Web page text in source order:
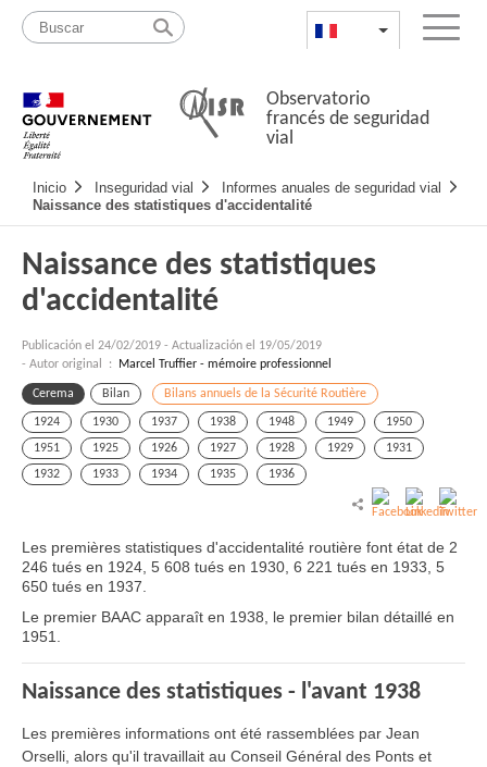
Pasar
contenido
Mapa
web
List additional
Menu
Observatorio
francés de seguridad
vial
Navigation
principale
Inicio Inseguridad vial
Informes anuales de seguridad vial
Naissance des statistiques d'accidentalité
Naissance des statistiques
d'accidentalité
Publicación el 24/02/2019 - Actualización el 19/05/2019
- Autor original :
Marcel Truffier - mémoire professionnel
Cerema Bilan Bilans annuels de la Sécurité Routière
1924 1930 1937 1938 1948 1949
1950
1951
1925 1926 1927 1928 1929
1931
1932
1933 1934 1935 1936
Les premières statistiques d'accidentalité routière font état de 2
246 tués en 1924, 5 608 tués en 1930, 6 221 tués en 1933, 5
650 tués en 1937.
Le premier BAAC apparaît en 1938, le premier bilan détaillé en
1951.
Naissance des statistiques - l'avant 1938
Les premières informations ont été rassemblées par Jean
Orselli, alors qu'il travaillait au Conseil Général des Ponts et